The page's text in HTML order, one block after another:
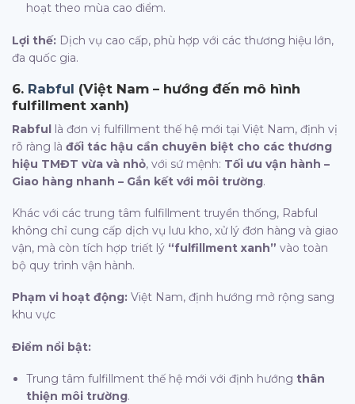
hoạt theo mùa cao điểm.
Lợi thế: Dịch vụ cao cấp, phù hợp với các thương hiệu lớn,
đa quốc gia.
6. Rabful (Việt Nam – hướng đến mô hình
fulfillment xanh)
Rabful là đơn vị fulfillment thế hệ mới tại Việt Nam, định vị
rõ ràng là đối tác hậu cần chuyên biệt cho các thương
hiệu TMĐT vừa và nhỏ, với sứ mệnh: Tối ưu vận hành –
Giao hàng nhanh – Gắn kết với môi trường.
Khác với các trung tâm fulfillment truyền thống, Rabful
không chỉ cung cấp dịch vụ lưu kho, xử lý đơn hàng và giao
vận, mà còn tích hợp triết lý “fulfillment xanh” vào toàn
bộ quy trình vận hành.
Phạm vi hoạt động: Việt Nam, định hướng mở rộng sang
khu vực
Điểm nổi bật:
Trung tâm fulfillment thế hệ mới với định hướngthân
thiện môi trường.